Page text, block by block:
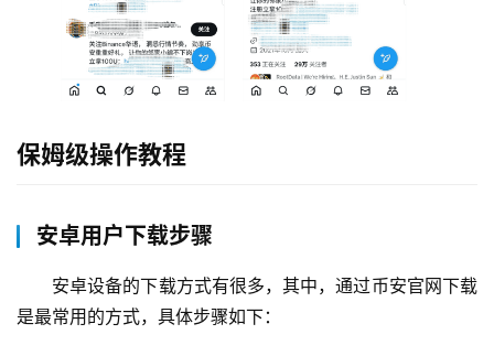
圈
百
保姆级操作教程
安卓用户下载步骤
安卓设备的下载方式有很多，其中，通过币安官网下载
是最常用的方式，具体步骤如下：